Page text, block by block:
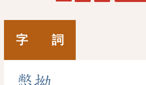
字 詞
憋拗